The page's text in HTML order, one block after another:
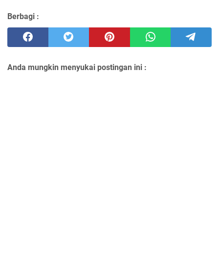
Berbagi :
Anda mungkin menyukai postingan ini :